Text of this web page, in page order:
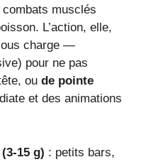
musclés
L’action, elle,
charge —
pour ne pas
ou de pointe
et des animations
g) : petits bars,